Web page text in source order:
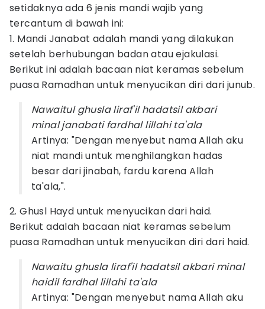
setidaknya ada 6 jenis mandi wajib yang
tercantum di bawah ini:
1. Mandi Janabat adalah mandi yang dilakukan
setelah berhubungan badan atau ejakulasi.
Berikut ini adalah bacaan niat keramas sebelum
puasa Ramadhan untuk menyucikan diri dari junub.
Nawaitul ghusla liraf'il hadatsil akbari
minal janabati fardhal lillahi ta'ala
Artinya: "Dengan menyebut nama Allah aku
niat mandi untuk menghilangkan hadas
besar dari jinabah, fardu karena Allah
ta'ala,".
2. Ghusl Hayd untuk menyucikan dari haid.
Berikut adalah bacaan niat keramas sebelum
puasa Ramadhan untuk menyucikan diri dari haid.
Nawaitu ghusla liraf'il hadatsil akbari minal
haidil fardhal lillahi ta'ala
Artinya: "Dengan menyebut nama Allah aku